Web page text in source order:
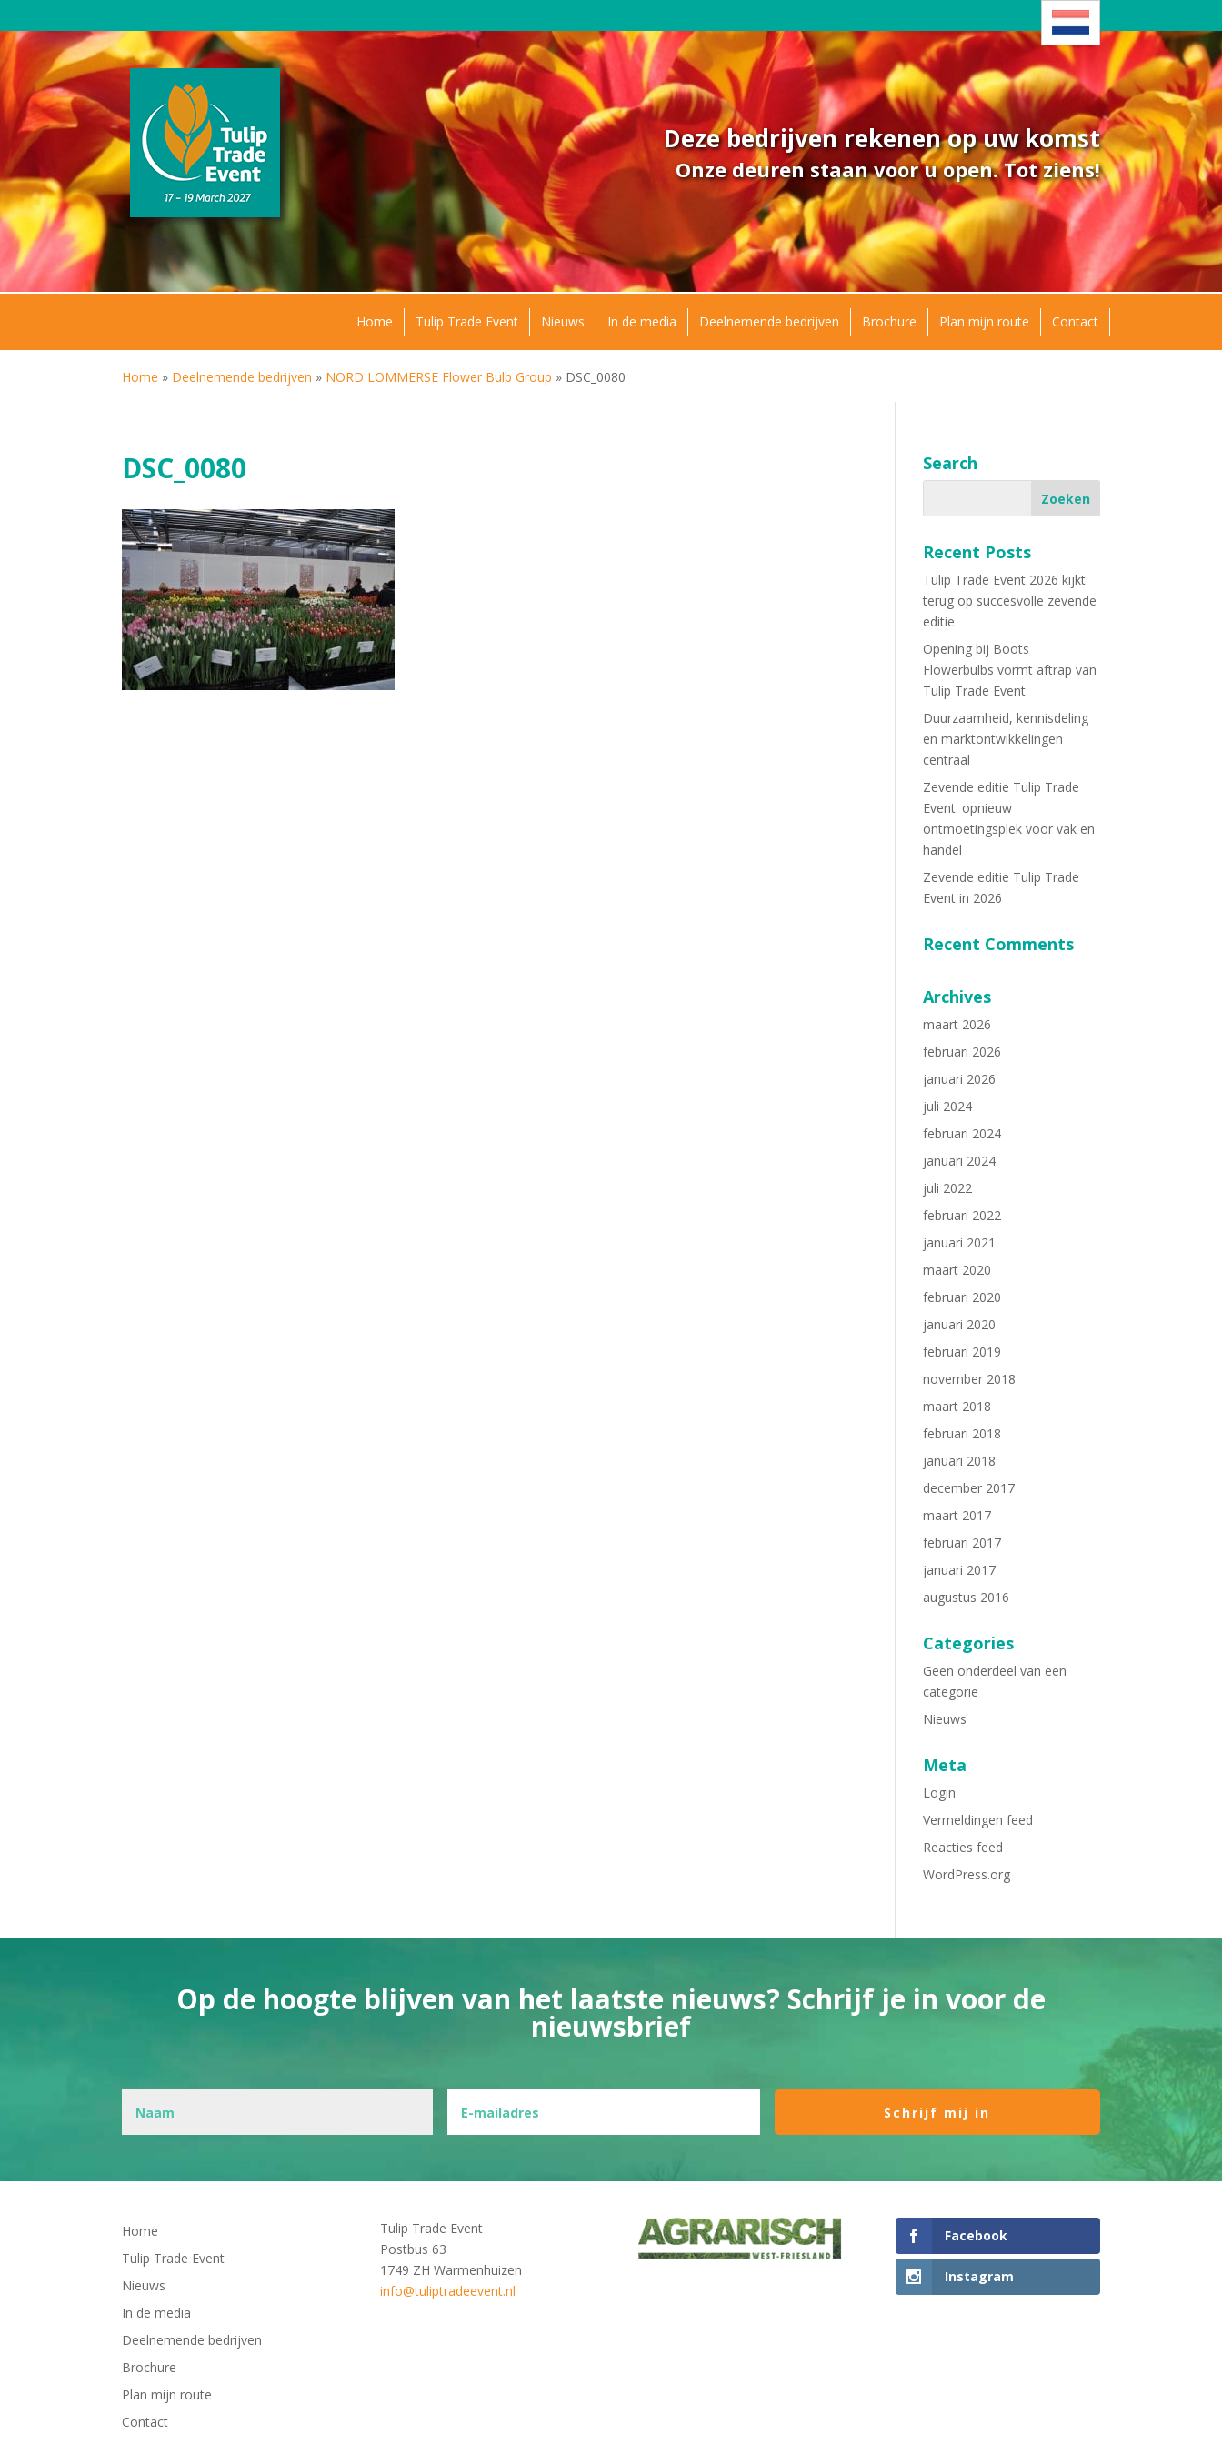
Deze bedrijven rekenen op uw komst
Onze deuren staan voor u open. Tot ziens!
Home Tulip Trade Event Nieuws In de media Deelnemende bedrijven Brochure Plan mijn route Contact
Home » Deelnemende bedrijven » NORD LOMMERSE Flower Bulb Group » DSC_0080
DSC_0080 Search
Recent Posts
Tulip Trade Event 2026 kijkt
terug op succesvolle zevende
editie
Opening bij Boots
Flowerbulbs vormt aftrap van
Tulip Trade Event
Duurzaamheid, kennisdeling
en marktontwikkelingen
centraal
Zevende editie Tulip Trade
Event: opnieuw
ontmoetingsplek voor vak en
handel
Zevende editie Tulip Trade
Event in 2026
Recent Comments
Archives
maart 2026
februari 2026
januari 2026
juli 2024
februari 2024
januari 2024
juli 2022
februari 2022
januari 2021
maart 2020
februari 2020
januari 2020
februari 2019
november 2018
maart 2018
februari 2018
januari 2018
december 2017
maart 2017
februari 2017
januari 2017
augustus 2016
Categories
Geen onderdeel van een
categorie
Nieuws
Meta
Login
Vermeldingen feed
Reacties feed
WordPress.org
Op de hoogte blijven van het laatste nieuws? Schrijf je in voor de
nieuwsbrief
Home
Tulip Trade Event
Nieuws
In de media
Deelnemende bedrijven
Brochure
Plan mijn route
Contact
Tulip Trade Event
Postbus 63
1749 ZH Warmenhuizen
info@tuliptradeevent.nl
Facebook
Instagram